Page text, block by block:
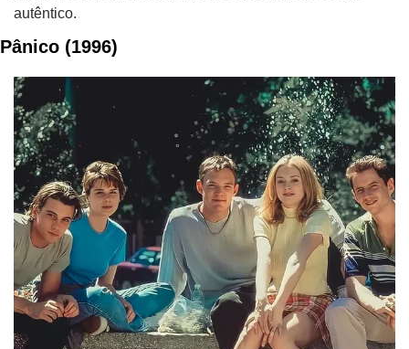
autêntico.
Pânico (1996)